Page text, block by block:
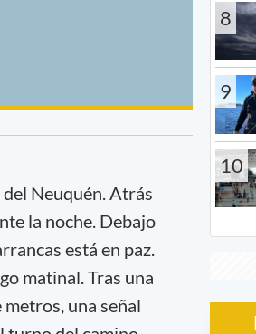
Neuquén. Atrás
la noche. Debajo
está en paz.
matinal. Tras una
una señal
8
9
10